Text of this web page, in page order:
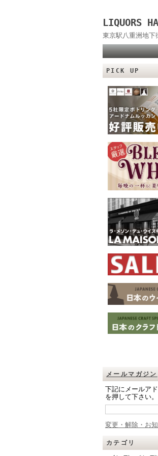
LIQUORS
東京駅八重洲地
PICK UP
メールマガジン
下記にメールア
を押して下さい。
変更・解除・お
カテゴリ